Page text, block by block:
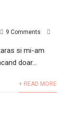
9 Comments
si mi-am
doar...
+ READ MORE